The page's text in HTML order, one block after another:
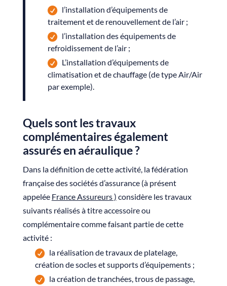
l’installation d’équipements de
traitement et de renouvellement de l’air ;
l’installation des équipements de
refroidissement de l’air ;
L’installation d’équipements de
climatisation et de chauffage (de type Air/Air
par exemple).
Quels sont les travaux
complémentaires également
assurés en aéraulique ?
Dans la définition de cette activité, la fédération
française des sociétés d’assurance (à présent
appelée France Assureurs) considère les travaux
suivants réalisés à titre accessoire ou
complémentaire comme faisant partie de cette
activité :
la réalisation de travaux de platelage,
création de socles et supports d’équipements ;
la création de tranchées, trous de passage,